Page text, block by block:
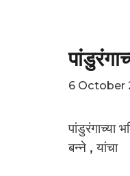
6 October
पांडुरंगाच्या
बन्ने , यांचा